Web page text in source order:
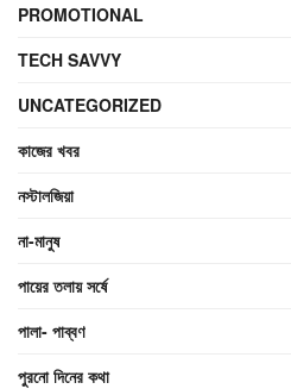
PROMOTIONAL
TECH SAVVY
UNCATEGORIZED
কাজের খবর
নস্টালজিয়া
না-মানুষ
পায়ের তলায় সর্ষে
পালা- পাব্বণ
পুরনো দিনের কথা